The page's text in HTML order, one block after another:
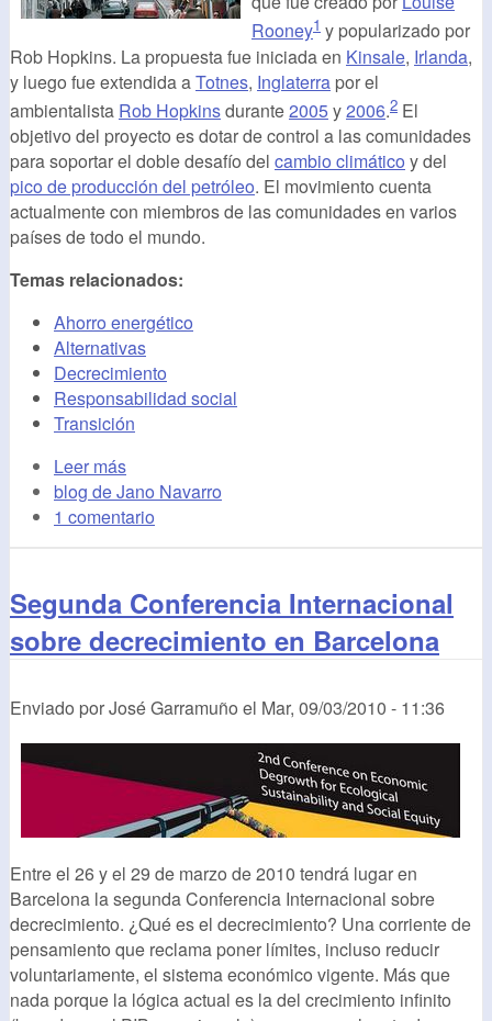
Rooney1 y popularizado por
Rob Hopkins. La propuesta fue iniciada en Kinsale, Irlanda,
y luego fue extendida aTotnes, Inglaterra por el
ambientalista Rob Hopkinsdurante2005y2006.2 El
objetivo del proyecto es dotar de control a las comunidades
para soportar el doble desafío del cambio climático y del
pico de producción del petróleo. El movimiento cuenta
actualmente con miembros de las comunidades en varios
países de todo el mundo.
Temas relacionados:
Ahorro energético
Alternativas
Decrecimiento
Responsabilidad social
Transición
Leer más
blog de Jano Navarro
1 comentario
Segunda Conferencia Internacional
sobre decrecimiento en Barcelona
Enviado porJosé Garramuño el Mar, 09/03/2010 - 11:36
Entre el 26 y el 29 de marzo de 2010 tendrá lugar en
Barcelona la segunda Conferencia Internacional sobre
decrecimiento. ¿Qué es el decrecimiento? Una corriente de
pensamiento que reclama poner límites, incluso reducir
voluntariamente, el sistema económico vigente. Más que
nada porque la lógica actual es la del crecimiento infinito